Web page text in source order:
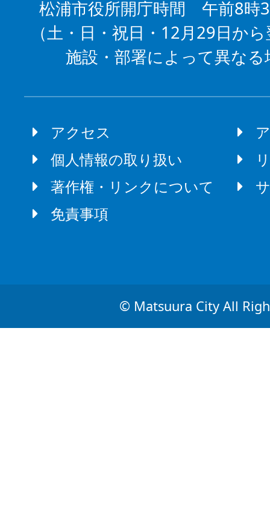
松浦市役所開庁時間 午前8時
（土・日・祝日・12月29日か
施設・部署によって異な
アクセス
個人情報の取り扱い
著作権・リンクについて
免責事項
© Matsuura City All